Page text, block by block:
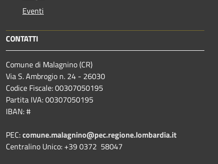
Eventi
CONTATTI
Comune di Malagnino (CR)
Via S. Ambrogio n. 24 - 26030
Codice Fiscale: 00307050195
Partita IVA: 00307050195
IBAN: #
PEC:comune.malagnino@pec.regione.lombardia.it
Centralino Unico: +39 0372 58047